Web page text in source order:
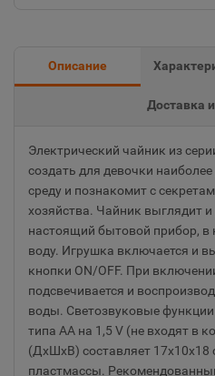
Описание
Доставка
Электрический чайник из
создать для девочки
среду и познакомит с
хозяйства. Чайник выглядит
настоящий бытовой прибор,
воду. Игрушка включается и
кнопки ON/OFF. При
подсвечивается и
воды. Светозвуковые
типа АА на 1,5 V (не входят в
(ДхШхВ) составляет 17х10х18
пластмассы.